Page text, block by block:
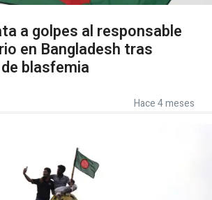
a golpes al responsable
en Bangladesh tras
blasfemia
Hace 4 meses